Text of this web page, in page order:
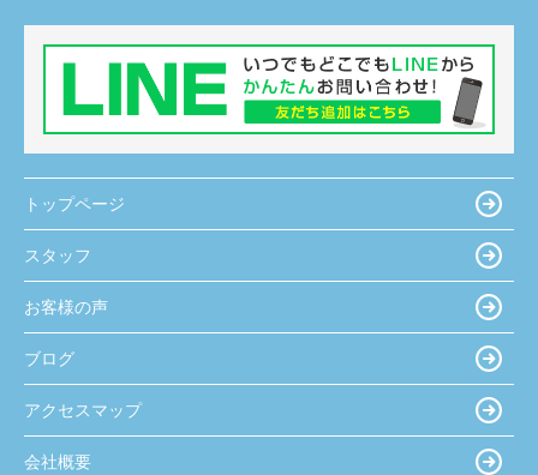
トップページ
スタッフ
お客様の声
ブログ
アクセスマップ
会社概要